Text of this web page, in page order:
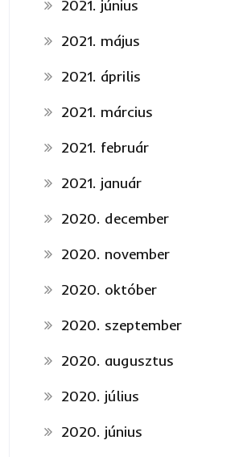
2021. június
2021. május
2021. április
2021. március
2021. február
2021. január
2020. december
2020. november
2020. október
2020. szeptember
2020. augusztus
2020. július
2020. június